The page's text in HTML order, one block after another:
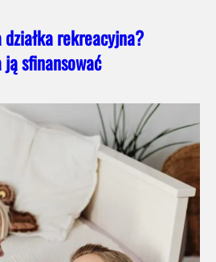
działka rekreacyjna?
sfinansować